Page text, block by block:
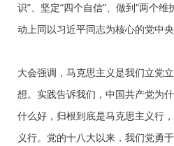
识”、坚定“四个自信”、做到“两个
动上同以习近平同志为核心的党中央
大会强调，马克思主义是我们立党
想。实践告诉我们，中国共产党为
什么好，归根到底是马克思主义行
义行。党的十八大以来，我们党勇